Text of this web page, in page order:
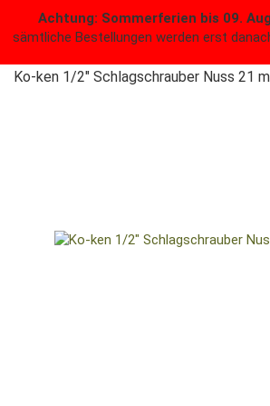
Achtung: Sommerferien bis 09.
sämtliche Bestellungen werden erst
Ko-ken 1/2″ Schlagschrauber Nuss 21